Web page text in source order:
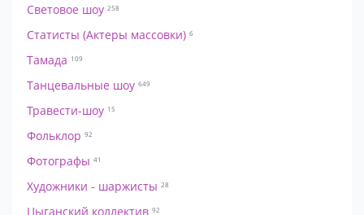
Световое шоу 258
Статисты (Актеры массовки) 6
Тамада 109
Танцевальные шоу 649
Травести-шоу 15
Фольклор 92
Фотографы 41
Художники - шаржисты 28
Цыганский коллектив 92